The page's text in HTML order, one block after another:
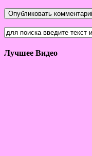
Лучшее Видео